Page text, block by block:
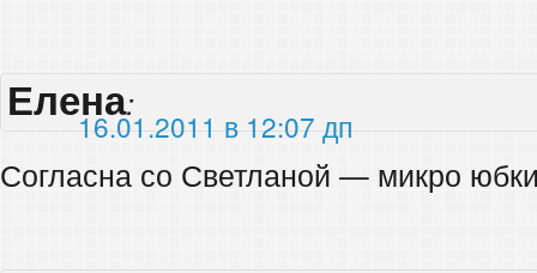
Елена:
16.01.2011 в 12:07 дп
Согласна со Светланой — микро